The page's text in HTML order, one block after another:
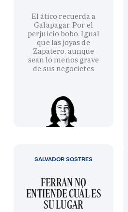
El ático recuerda a
Galapagar. Por el
perjuicio bobo. Igual
que las joyas de
Zapatero, aunque
sean lo menos grave
de sus negocietes
FERRAN NO
ENTIENDE CUÁL ES
SU LUGAR
SALVADOR SOSTRES